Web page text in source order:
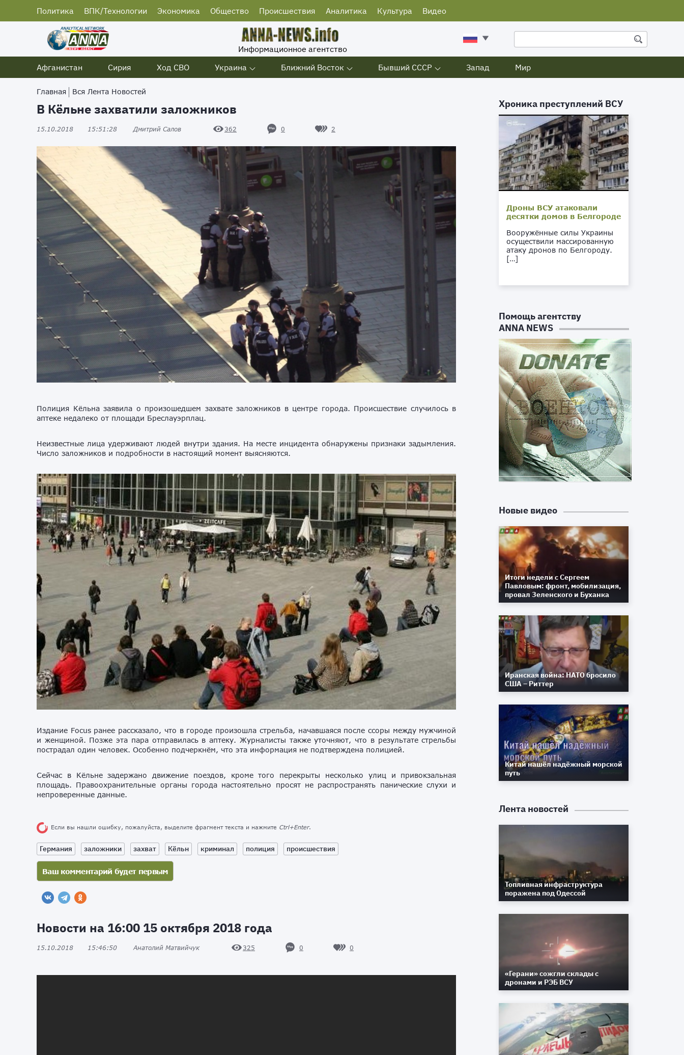
Политика ВПК/Технологии Экономика Общество Происшествия Аналитика Культура Видео
Информационное агентство
Афганистан
Сирия Ход СВО Украина Ближний Восток Бывший СССР Запад Мир
Главная Вся Лента Новостей
В Кёльне захватили заложников
15.10.2018 15:51:28 Дмитрий Салов 362 0 2
Полиция Кёльна заявила о произошедшем захвате заложников в центре города. Происшествие случилось в
аптеке недалеко от площади Бреслауэрплац.
Неизвестные лица удерживают людей внутри здания. На месте инцидента обнаружены признаки задымления.
Число заложников и подробности в настоящий момент выясняются.
Издание Focus ранее рассказало, что в городе произошла стрельба, начавшаяся после ссоры между мужчиной
и женщиной. Позже эта пара отправилась в аптеку. Журналисты также уточняют, что в результате стрельбы
пострадал один человек. Особенно подчеркнём, что эта информация не подтверждена полицией.
Сейчас в Кёльне задержано движение поездов, кроме того перекрыты несколько улиц и привокзальная
площадь. Правоохранительные органы города настоятельно просят не распространять панические слухи и
непроверенные данные.
Если вы нашли ошибку, пожалуйста, выделите фрагмент текста и нажмите Ctrl+Enter.
Германия заложники захват Кёльн криминал полиция происшествия
Новости на 16:00 15 октября 2018 года
15.10.2018 15:46:50 Анатолий Матвийчук 325 0 0
Хроника преступлений ВСУ
Дроны ВСУ атаковали
десятки домов в Белгороде
Вооружённые силы Украины
осуществили массированную
атаку дронов по Белгороду.
[…]
Помощь агентству
ANNA NEWS
Новые видео
Итоги недели с Сергеем
Павловым: фронт, мобилизация,
провал Зеленского и Буханка
Иранская война: НАТО бросило
США – Риттер
Китай нашёл надёжный морской
путь
Лента новостей
Топливная инфраструктура
поражена под Одессой
«Герани» сожгли склады с
дронами и РЭБ ВСУ